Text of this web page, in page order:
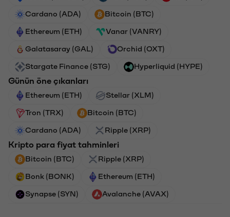
Cardano (ADA) Bitcoin (BTC)
Ethereum (ETH) Vanar (VANRY)
Galatasaray (GAL) Orchid (OXT)
Stargate Finance (STG) Hyperliquid (HYPE)
Günün öne çıkanları
Ethereum (ETH) Stellar (XLM)
Tron (TRX) Bitcoin (BTC)
Cardano (ADA) Ripple (XRP)
Kripto para fiyat tahminleri
Bitcoin (BTC) Ripple (XRP)
Bonk (BONK) Ethereum (ETH)
Synapse (SYN) Avalanche (AVAX)